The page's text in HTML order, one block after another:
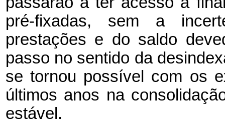
pré-fixadas, sem a
prestações e do saldo
passo no sentido da
se tornou possível com os
últimos anos na
estável.